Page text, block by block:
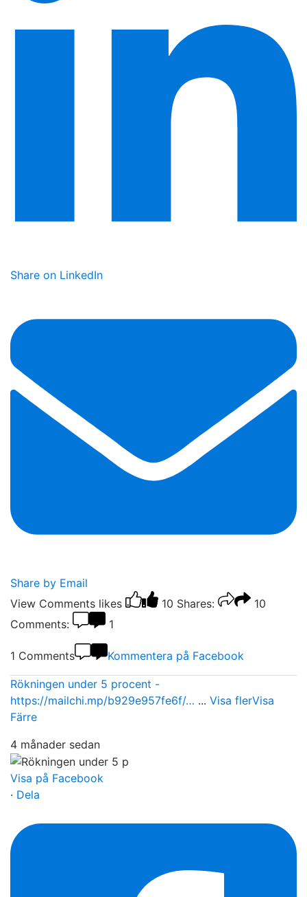
Share on LinkedIn
Share by Email
View Comments likes 10 Shares:
10
Comments:
1
1 Comments Kommentera på Facebook
Rökningen under 5 procent -
https://mailchi.mp/b929e957fe6f/… ... Visa flerVisa
Färre
4 månader sedan
Visa på Facebook
· Dela